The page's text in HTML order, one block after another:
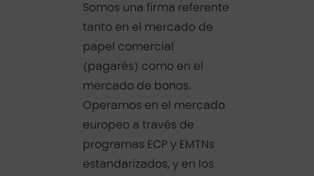
Somos una firma referente
tanto en el mercado de
papel comercial
(pagarés) como en el
mercado de bonos.
Operamos en el mercado
europeo a través de
programas ECP y EMTNs
estandarizados, y en los